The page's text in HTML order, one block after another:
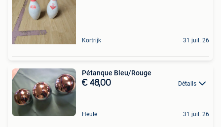
Kortrijk 31 juil. 26
Pétanque Bleu/Rouge
€ 48,00 Détails
Heule 31 juil. 26